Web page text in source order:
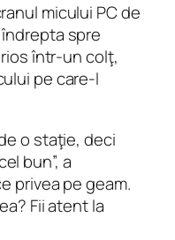
micului PC de
spre
într-un colţ,
pe care‑l
o staţie, deci
bun”, a
privea pe geam.
Fii atent la